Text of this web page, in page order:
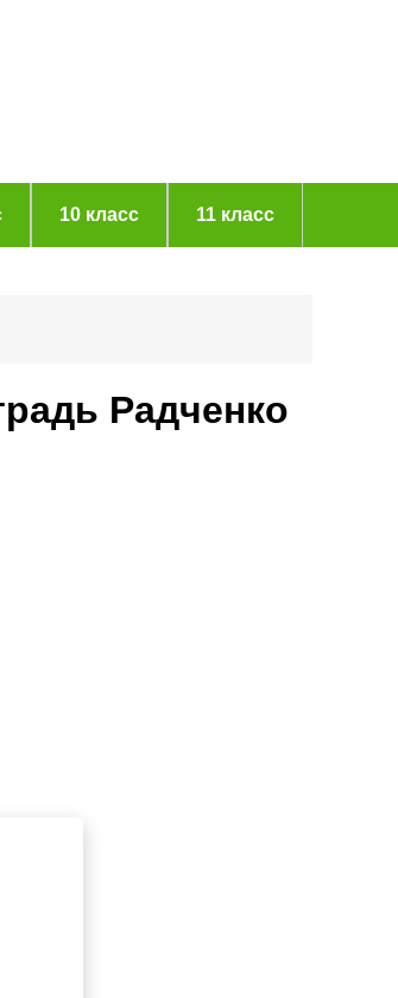
10 класс 11 класс
Радченко